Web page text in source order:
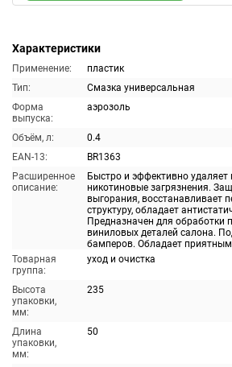
Характеристики
Применение:
пластик
Тип:
Смазка универсальная
Форма
выпуска:
аэрозоль
Объём, л:
0.4
EAN-13:
BR1363
Расширенное
описание:
Быстро и эффективно
никотиновые загрязнения.
выгорания, восстанавливает
структуру, обладает
Предназначен для обработки
виниловых деталей салона.
бамперов. Обладает
Товарная
группа:
уход и очистка
Высота
упаковки,
мм:
235
Длина
упаковки,
мм:
50